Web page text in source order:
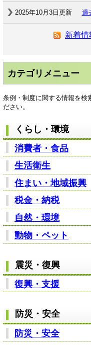
2025年10月3日更新 過
新着
カテゴリメニュー
条例・制度に関する情報を検
ださい。
くらし・環境
消費者・食品
生活衛生
住まい・地域振興
税金・納税
自然・環境
動物・ペット
震災・復興
復興・支援
防災・安全
防災・安全